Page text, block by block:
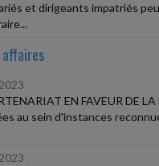
et dirigeants impatriés
affaires
EN FAVEUR DE
au sein d'instances